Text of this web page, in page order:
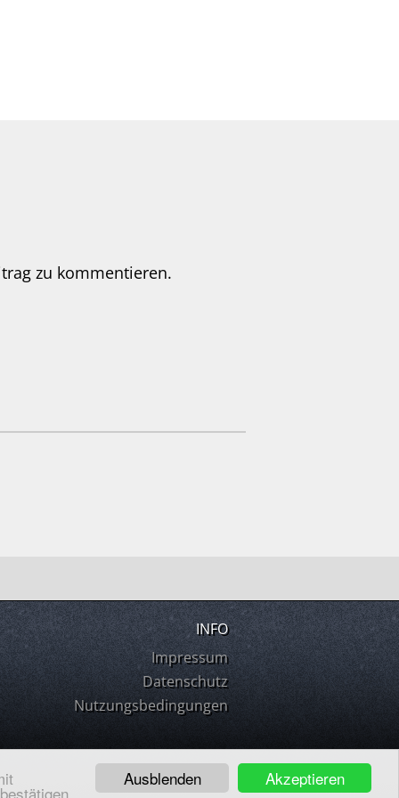
Akzeptieren
Ausblenden
zu kommentieren.
INFO
Impressum
Datenschutz
Nutzungsbedingungen